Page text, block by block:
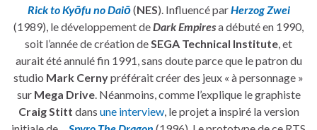
Rick to Kyōfu no Daiō(NES). Influencé parHerzog Zwei
(1989), le développement deDark Empiresa débuté en 1990,
soit l’année de création deSEGA Technical Institute, et
aurait été annulé fin 1991, sans doute parce que le patron du
studio Mark Cernypréférait créer des jeux « à personnage »
sur Mega Drive. Néanmoins, comme l’explique le graphiste
Craig Stitt dans une interview, le projet a inspiré la version